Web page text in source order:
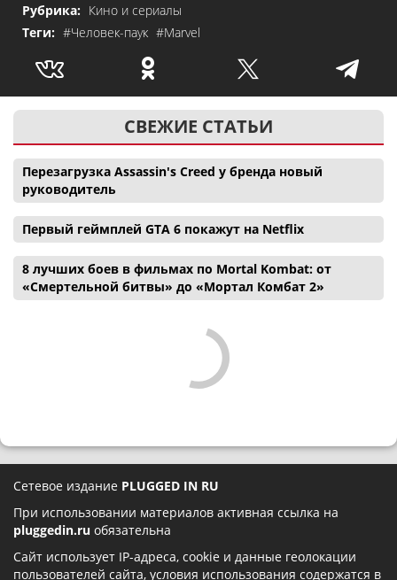
Рубрика: Кино и сериалы
Теги: #Человек-паук #Marvel
СВЕЖИЕ СТАТЬИ
Перезагрузка Assassin's Creed у бренда новый
руководитель
Первый геймплей GTA 6 покажут на Netflix
8 лучших боев в фильмах по Mortal Kombat: от
«Смертельной битвы» до «Мортал Комбат 2»
Сетевое издание PLUGGED IN RU
При использовании материалов активная ссылка на
pluggedin.ru обязательна
Сайт использует IP-адреса, cookie и данные геолокации
пользователей сайта, условия использования содержатся в